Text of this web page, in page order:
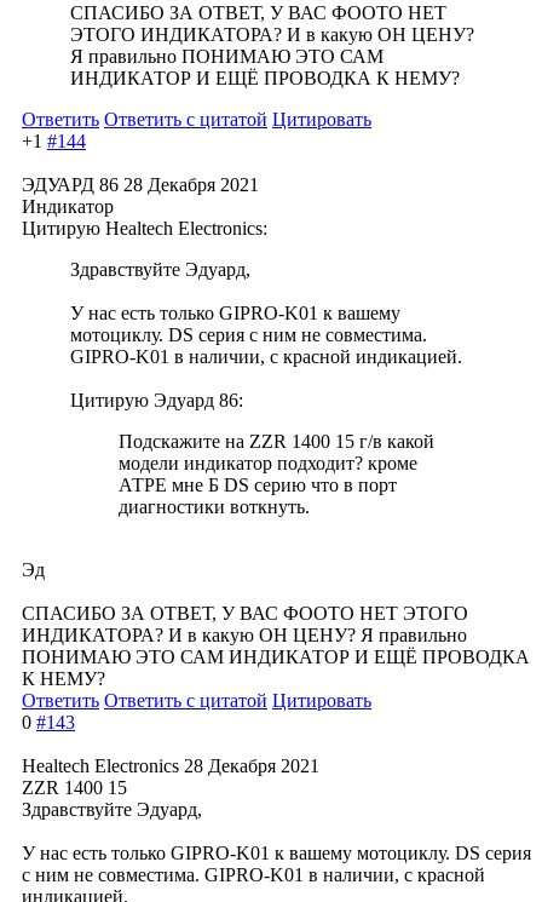
СПАСИБО ЗА ОТВЕТ, У ВАС ФООТО НЕТ
ЭТОГО ИНДИКАТОРА? И в какую ОН ЦЕНУ?
Я правильно ПОНИМАЮ ЭТО САМ
ИНДИКАТОР И ЕЩЁ ПРОВОДКА К НЕМУ?
Ответить Ответить с цитатой Цитировать
+1 #144
ЭДУАРД 86 28 Декабря 2021
Индикатор
Цитирую Healtech Electronics:
Здравствуйте Эдуард,
У нас есть только GIPRO-K01 к вашему
мотоциклу. DS серия с ним не совместима.
GIPRO-K01 в наличии, с красной индикацией.
Цитирую Эдуард 86:
Подскажите на ZZR 1400 15 г/в какой
модели индикатор подходит? кроме
АТРЕ мне Б DS серию что в порт
диагностики воткнуть.
Эд
СПАСИБО ЗА ОТВЕТ, У ВАС ФООТО НЕТ ЭТОГО
ИНДИКАТОРА? И в какую ОН ЦЕНУ? Я правильно
ПОНИМАЮ ЭТО САМ ИНДИКАТОР И ЕЩЁ ПРОВОДКА
К НЕМУ?
Ответить Ответить с цитатой Цитировать
0 #143
Healtech Electronics 28 Декабря 2021
ZZR 1400 15
Здравствуйте Эдуард,
У нас есть только GIPRO-K01 к вашему мотоциклу. DS серия
с ним не совместима. GIPRO-K01 в наличии, с красной
индикацией.